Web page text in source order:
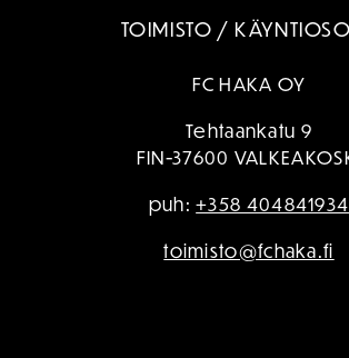
TOIMISTO /
FC HAKA OY
Tehtaankatu 9
FIN-37600
puh:+358 404841934
toimisto@fchaka.fi